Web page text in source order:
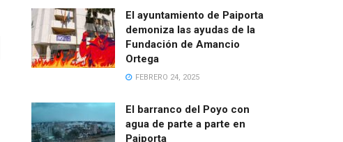
El ayuntamiento de Paiporta
demoniza las ayudas de la
Fundación de Amancio
Ortega
FEBRERO 24, 2025
El barranco del Poyo con
agua de parte a parte en
Paiporta